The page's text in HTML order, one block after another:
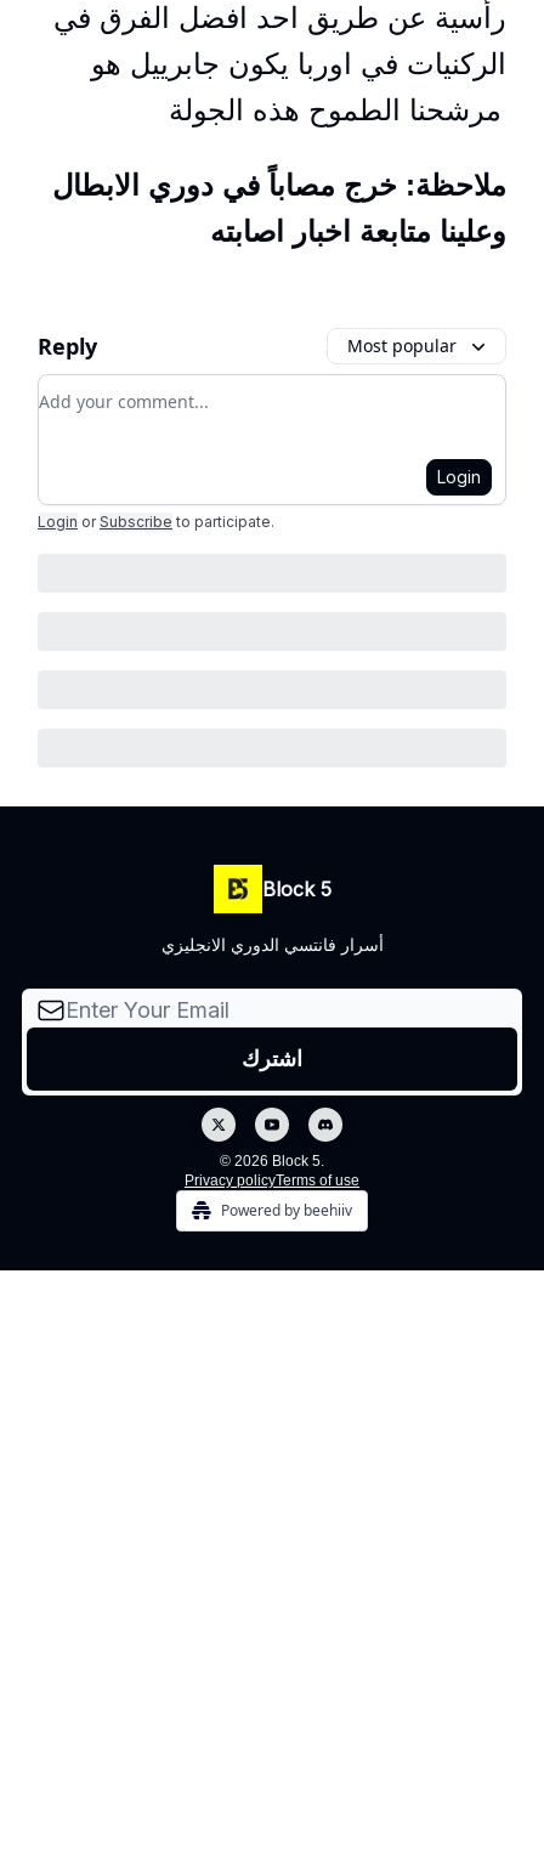
رأسية عن طريق احد افضل الفرق في
الركنيات في اوربا يكون جابرييل هو
مرشحنا الطموح هذه الجولة
ملاحظة: خرج مصاباً في دوري الابطال
وعلينا متابعة اخبار اصابته
Reply Most popular
Add your comment
Login
Login or Subscribe to participate.
Block 5
أسرار فانتسي الدوري الانجليزي
© 2026 Block 5.
Privacy policyTerms of use
Powered by beehiiv